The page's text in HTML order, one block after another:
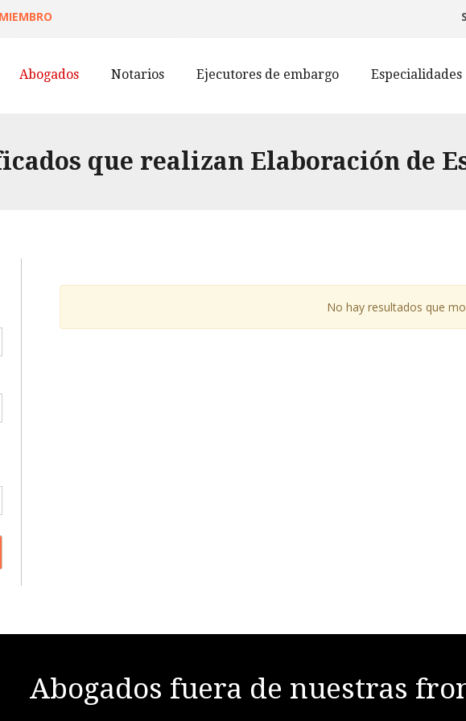
Abogados Notarios Ejecutores de embargo Especialidades
que realizan Elaboración de
No hay resultados que
Abogados fuera de nuestras